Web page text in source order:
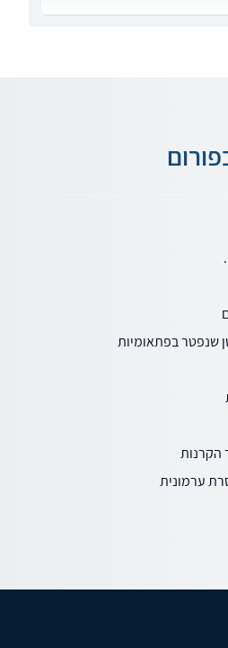
שנפטר בפתאומיות
הקרנות
ערמונית